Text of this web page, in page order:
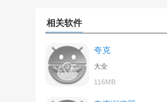
相关软件
夸克
大全
116MB